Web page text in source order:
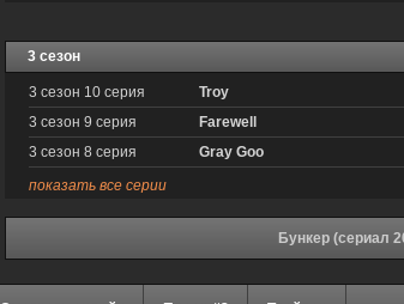
3 сезон
3 сезон 10 серия Troy
3 сезон 9 серия
Farewell
3 сезон 8 серия
Gray Goo
показать все серии
Бункер (сериал